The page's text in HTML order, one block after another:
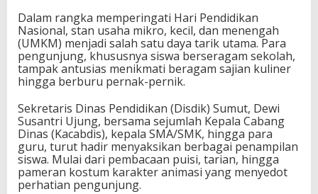
Dalam rangka memperingati Hari Pendidikan
Nasional, stan usaha mikro, kecil, dan menengah
(UMKM) menjadi salah satu daya tarik utama. Para
pengunjung, khususnya siswa berseragam sekolah,
tampak antusias menikmati beragam sajian kuliner
hingga berburu pernak-pernik.
Sekretaris Dinas Pendidikan (Disdik) Sumut, Dewi
Susantri Ujung, bersama sejumlah Kepala Cabang
Dinas (Kacabdis), kepala SMA/SMK, hingga para
guru, turut hadir menyaksikan berbagai penampilan
siswa. Mulai dari pembacaan puisi, tarian, hingga
pameran kostum karakter animasi yang menyedot
perhatian pengunjung.